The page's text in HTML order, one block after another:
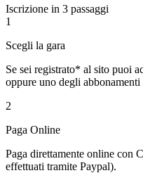
Iscrizione in 3 passaggi
1
Scegli la gara
Se sei registrato* al sito puoi
oppure uno degli
2
Paga Online
Paga direttamente online con
effettuati tramite Paypal).